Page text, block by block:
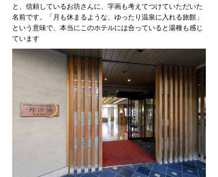
と、信頼しているお坊さんに、字画も考えてつけていただいた
名前です。「月も休まるような、ゆったり温泉に入れる旅館」
という意味で、本当にこのホテルには合っていると湯種も感じ
ています